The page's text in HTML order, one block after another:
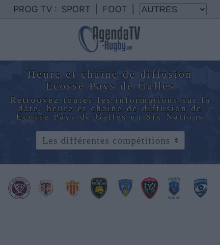
PROG TV : SPORT FOOT
Heure et chaine de diffusion
Ecosse Pays de Galles
Retrouvez toutes les informations sur la
date, heure et chaine de diffusion de
Ecosse Pays de Galles en Six Nations